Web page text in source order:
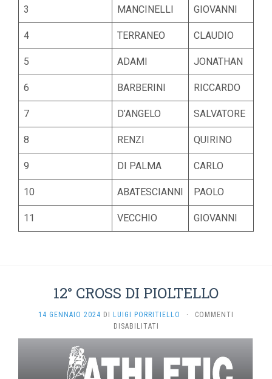
3 MANCINELLI GIOVANNI
4 TERRANEO CLAUDIO
5 ADAMI JONATHAN
6 BARBERINI RICCARDO
7 D’ANGELO SALVATORE
8 RENZI QUIRINO
9 DI PALMA CARLO
10 ABATESCIANNI PAOLO
11 VECCHIO GIOVANNI
12° CROSS DI PIOLTELLO
14 GENNAIO 2024 DI LUIGI PORRITIELLO ·
COMMENTI
DISABILITATI
12°
DI
PIOLTELLO